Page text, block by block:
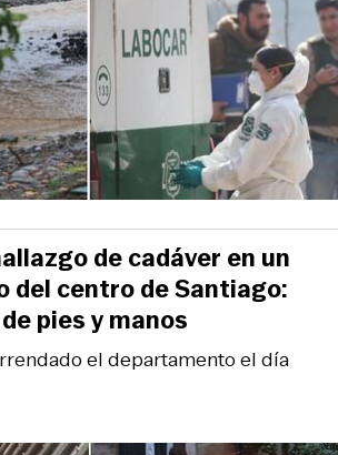
el departamento el día
de cadáver en un
del centro de Santiago:
pies y manos